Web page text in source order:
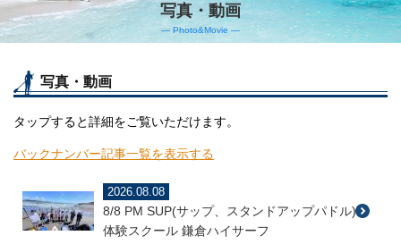
写真・動画
― Photo&Movie ―
写真・動画
タップすると詳細をご覧いただけます。
バックナンバー記事一覧を表示する
2026.08.08
8/8 PM SUP(サップ、スタンドアップパドル)
体験スクール 鎌倉ハイサーフ